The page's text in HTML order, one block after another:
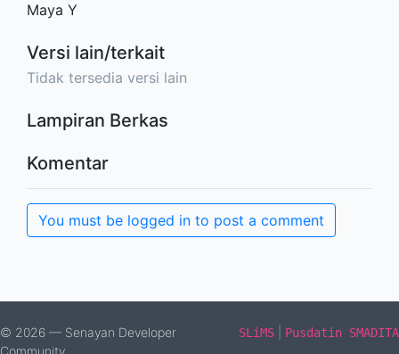
Maya Y
Versi lain/terkait
Tidak tersedia versi lain
Lampiran Berkas
Komentar
You must be logged in to post a comment
© 2026 — Senayan Developer
SLiMS Pusdatin SMADITA